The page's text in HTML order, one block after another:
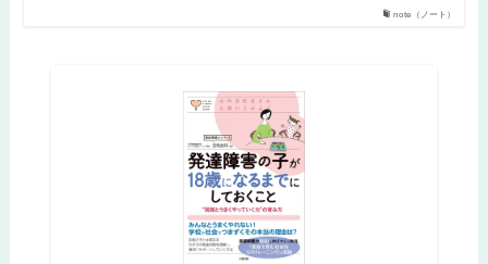
note（ノート）